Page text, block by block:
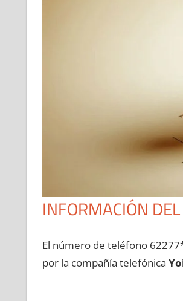
INFORMACIÓN
El número dе teléfono
pοr la compañía telefónica